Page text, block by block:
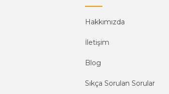
Hakkımızda
İletişim
Blog
Sıkça Sorulan Sorular